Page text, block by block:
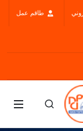
طاقم عمل